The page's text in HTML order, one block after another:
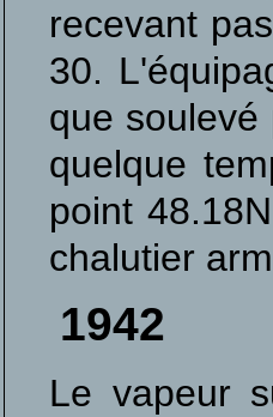
recevant
30.
que
quelque
point
chalutier
1942
Le vapeur